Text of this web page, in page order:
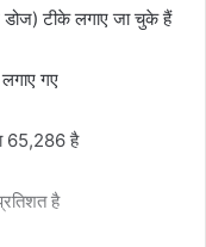
टीके लगाए जा चुके हैं
गए
65,286 है
है